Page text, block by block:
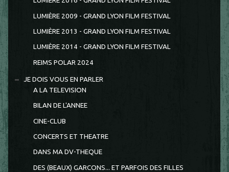
LUMIÈRE 2009 - GRAND LYON FILM FESTIVAL
LUMIÈRE 2013 - GRAND LYON FILM FESTIVAL
LUMIÈRE 2014 - GRAND LYON FILM FESTIVAL
REIMS POLAR 2024
JE DOIS VOUS EN PARLER
A LA TELEVISION
BILAN DE L'ANNEE
CINE-CLUB
CONCERTS ET THEATRE
DANS MA DV-THEQUE
DES (BEAUX) GARCONS... ET PARFOIS DES FILLES